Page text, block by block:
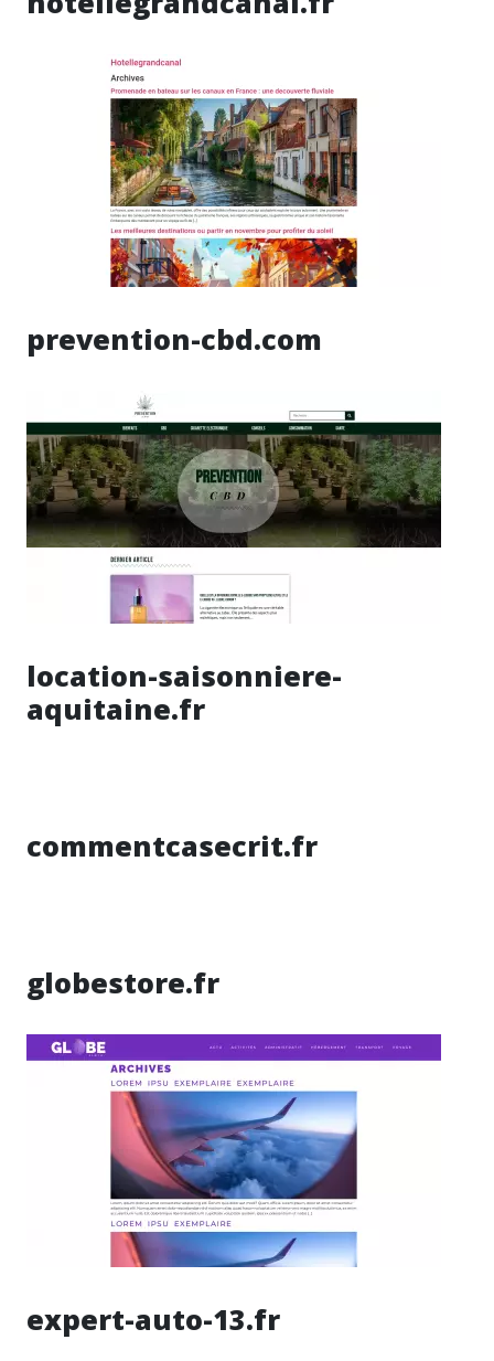
prevention-cbd.com
location-saisonniere-
aquitaine.fr
commentcasecrit.fr
globestore.fr
expert-auto-13.fr